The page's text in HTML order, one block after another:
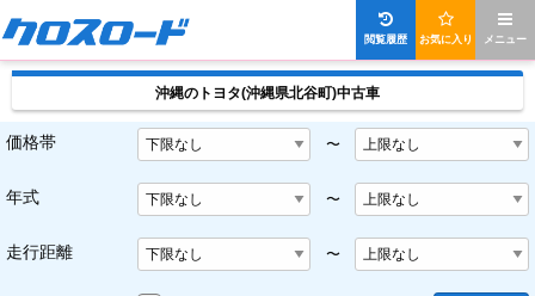
メニュー
お気に入り
閲覧履歴
沖縄のトヨタ(沖縄県北谷町)中古車
価格帯 〜
年式 〜
走行距離 〜